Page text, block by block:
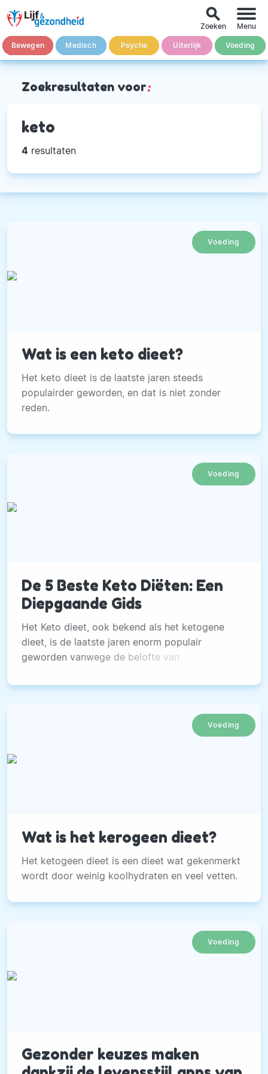
Bewegen Medisch Psyche Uiterlijk Voeding
search
Zoeken Menu
Zoekresultaten voor:
keto
4 resultaten
Voeding
Wat is een keto dieet?
Het keto dieet is de laatste jaren steeds
populairder geworden, en dat is niet zonder
reden.
Voeding
De 5 Beste Keto Diëten: Een
Diepgaande Gids
Het Keto dieet, ook bekend als het ketogene
dieet, is de laatste jaren enorm populair
geworden vanwege de belofte van
Voeding
Wat is het kerogeen dieet?
Het ketogeen dieet is een dieet wat gekenmerkt
wordt door weinig koolhydraten en veel vetten.
Voeding
Gezonder keuzes maken